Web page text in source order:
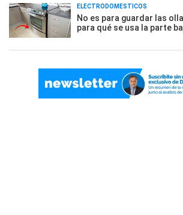
ELECTRODOMÉSTICOS
No es para guardar las
para qué se usa la parte